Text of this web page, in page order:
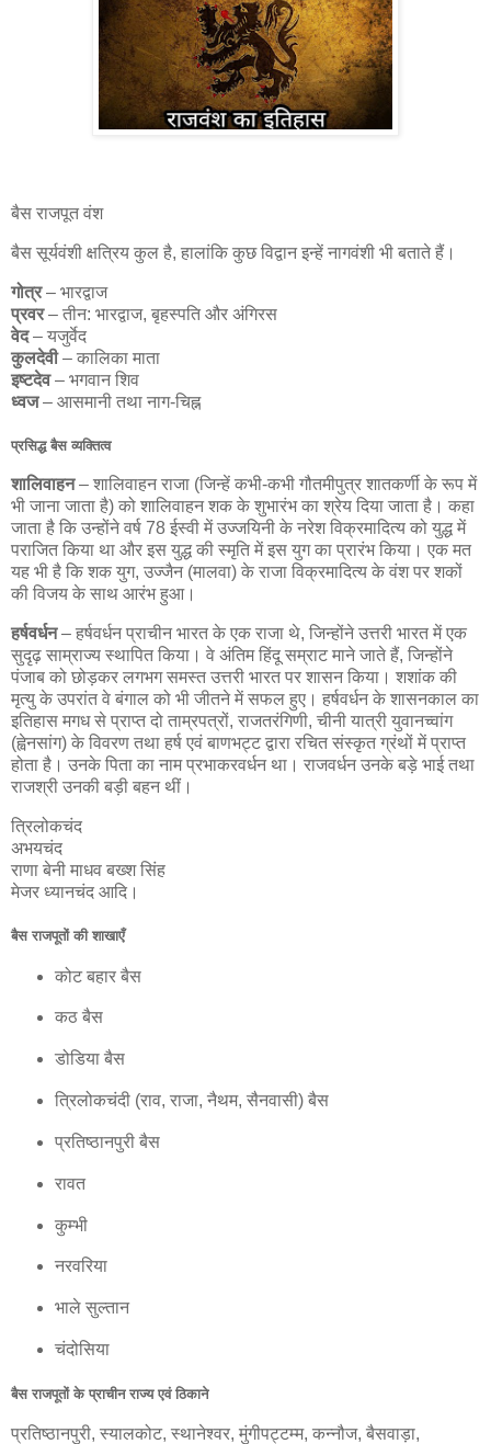
बैस राजपूत वंश
बैस सूर्यवंशी क्षत्रिय कुल है, हालांकि कुछ विद्वान इन्हें नागवंशी भी बताते हैं।
गोत्र– भारद्वाज
प्रवर– तीन: भारद्वाज, बृहस्पति और अंगिरस
वेद– यजुर्वेद
कुलदेवी– कालिका माता
इष्टदेव– भगवान शिव
ध्वज– आसमानी तथा नाग-चिह्न
प्रसिद्ध बैस व्यक्तित्व
शालिवाहन– शालिवाहन राजा (जिन्हें कभी-कभी गौतमीपुत्र शातकर्णी के रूप में
भी जाना जाता है) को शालिवाहन शक के शुभारंभ का श्रेय दिया जाता है। कहा
जाता है कि उन्होंने वर्ष 78 ईस्वी में उज्जयिनी के नरेश विक्रमादित्य को युद्ध में
पराजित किया था और इस युद्ध की स्मृति में इस युग का प्रारंभ किया। एक मत
यह भी है कि शक युग, उज्जैन (मालवा) के राजा विक्रमादित्य के वंश पर शकों
की विजय के साथ आरंभ हुआ।
हर्षवर्धन– हर्षवर्धन प्राचीन भारत के एक राजा थे, जिन्होंने उत्तरी भारत में एक
सुदृढ़ साम्राज्य स्थापित किया। वे अंतिम हिंदू सम्राट माने जाते हैं, जिन्होंने
पंजाब को छोड़कर लगभग समस्त उत्तरी भारत पर शासन किया। शशांक की
मृत्यु के उपरांत वे बंगाल को भी जीतने में सफल हुए। हर्षवर्धन के शासनकाल का
इतिहास मगध से प्राप्त दो ताम्रपत्रों, राजतरंगिणी, चीनी यात्री युवानच्वांग
(ह्वेनसांग) के विवरण तथा हर्ष एवं बाणभट्ट द्वारा रचित संस्कृत ग्रंथों में प्राप्त
होता है। उनके पिता का नाम प्रभाकरवर्धन था। राजवर्धन उनके बड़े भाई तथा
राजश्री उनकी बड़ी बहन थीं।
त्रिलोकचंद
अभयचंद
राणा बेनी माधव बख्श सिंह
मेजर ध्यानचंद आदि।
बैस राजपूतों की शाखाएँ
कोट बहार बैस
कठ बैस
डोडिया बैस
त्रिलोकचंदी (राव, राजा, नैथम, सैनवासी) बैस
प्रतिष्ठानपुरी बैस
रावत
कुम्भी
नरवरिया
भाले सुल्तान
चंदोसिया
बैस राजपूतों के प्राचीन राज्य एवं ठिकाने
प्रतिष्ठानपुरी, स्यालकोट, स्थानेश्वर, मुंगीपट्टम्म, कन्नौज, बैसवाड़ा,